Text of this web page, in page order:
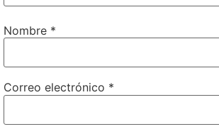
Nombre *
Correo electrónico *